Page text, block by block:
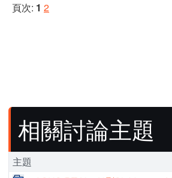
頁次: 1 2
相關討論主題
主題